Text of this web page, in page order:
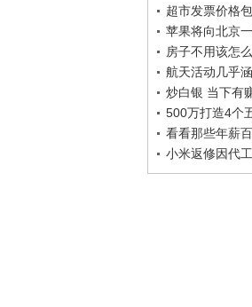
超市发票价格
苹果将向北京
房子不用该怎
航天活动几乎
炒白银 当下有
500万打造4个
看看那些年薪
小米返修因代